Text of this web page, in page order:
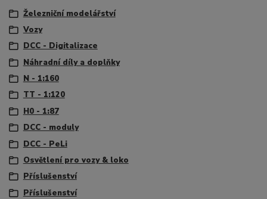
Železniční modelářství
Vozy
DCC - Digitalizace
Náhradní díly a doplňky
N - 1:160
TT - 1:120
H0 - 1:87
DCC - moduly
DCC - PeLi
Osvětlení pro vozy & loko
Příslušenství
Příslušenství